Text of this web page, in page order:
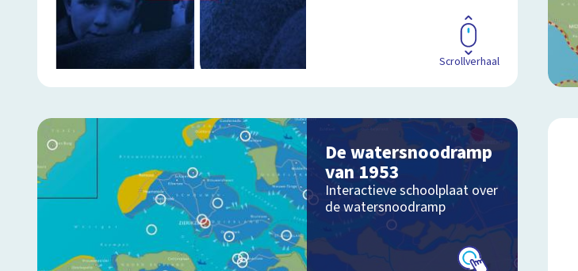
Scrollverhaal
De watersnoodramp
van 1953
Interactieve schoolplaat over
de watersnoodramp